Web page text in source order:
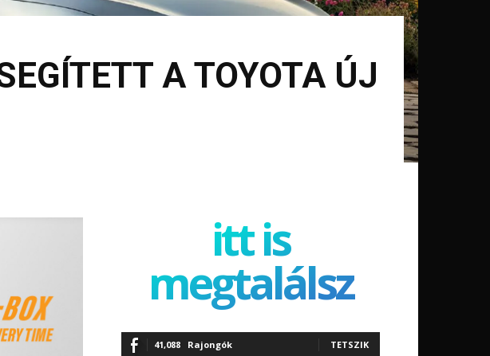
A TOYOTA ÚJ
itt is
megtalálsz
41,088 Rajongók TETSZIK